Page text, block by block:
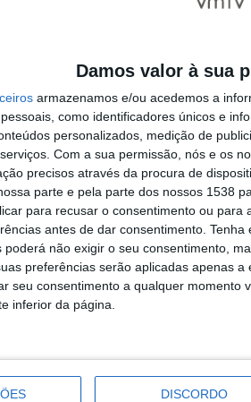
Damos valor à sua
armazenamos e/ou acedemos a
como identificadores únicos e
personalizados, medição de
Com a sua permissão, nós e os
precisos através da procura de
parte e pela parte dos nossos 1538
para recusar o consentimento ou
antes de dar consentimento. Tenha
poderá não exigir o seu consentimento,
preferências serão aplicadas apenas
seu consentimento a qualquer momento
inferior da página.
DISCORDO
devido ao
em cru há problemas de
consumo”, explicou.
os canais de
estabelecer um apoio de 48
até aos mercados locais ou
a tutela alargou a abrangência